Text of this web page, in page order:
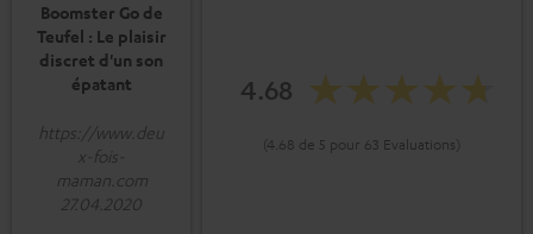
Boomster Go de
Teufel : Le plaisir
discret d'un son
épatant
https://www.deu
x-fois-
maman.com
27.04.2020
4.68
(4.68 de 5 pour 63 Evaluations)